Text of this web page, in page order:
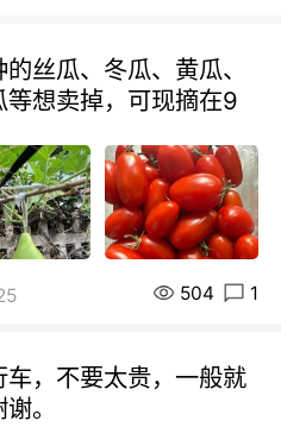
丝瓜、冬瓜、黄瓜、
想卖掉，可现摘在9
504 1
，不要太贵，一般就
。